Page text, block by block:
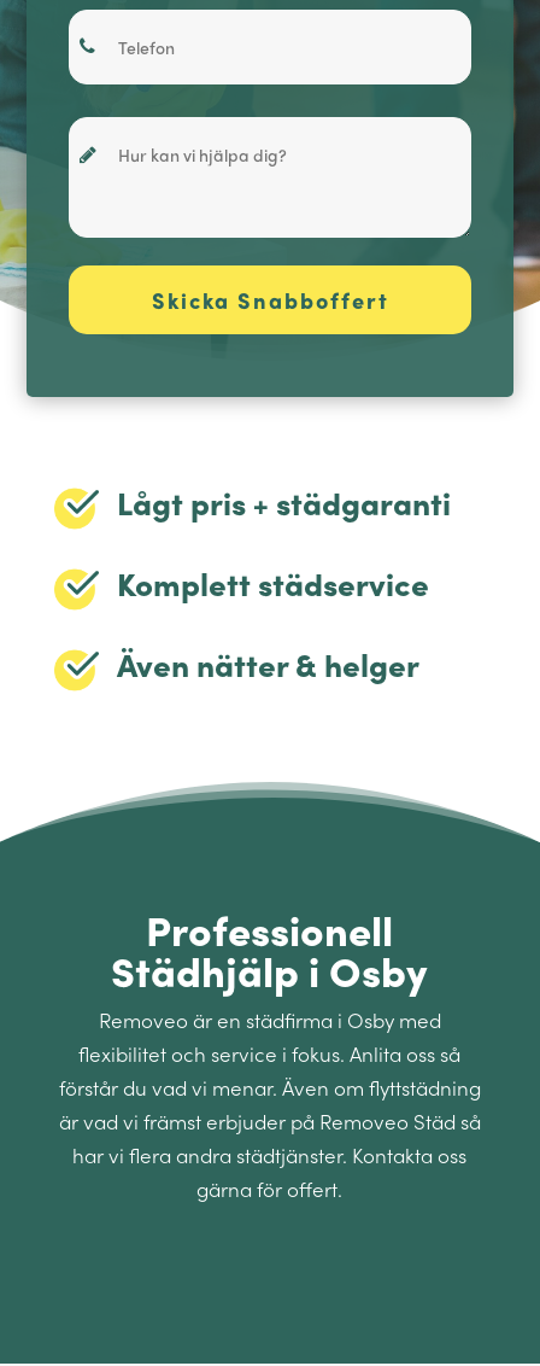
Lågt pris + städgaranti
Komplett städservice
Även nätter & helger
Professionell
Städhjälp i Osby
Removeo är en städfirma i Osby med
flexibilitet och service i fokus. Anlita oss så
förstår du vad vi menar. Även om flyttstädning
är vad vi främst erbjuder på Removeo Städ så
har vi flera andra städtjänster. Kontakta oss
gärna för offert.